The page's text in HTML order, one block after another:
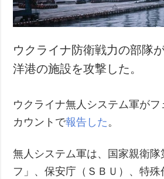
ウクライナ防衛戦力の部隊
洋港の施設を攻撃した。
ウクライナ無人システム軍が
カウントで報告した 。
無人システム軍は、国家親衛
フ」、保安庁（ＳＢＵ）、特